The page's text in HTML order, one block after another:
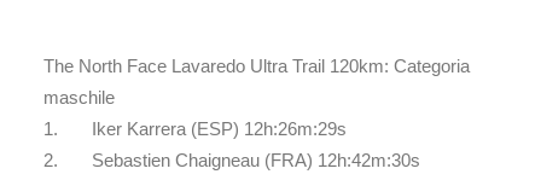
The North Face Lavaredo Ultra Trail 120km: Categoria
maschile
1. Iker Karrera (ESP) 12h:26m:29s
2. Sebastien Chaigneau (FRA) 12h:42m:30s